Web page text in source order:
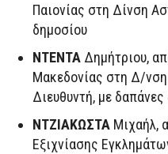
Παιονίας στη Δίνση
δημοσίου
ΝΤΕΝΤΑ Δημήτριου,
Μακεδονίας στη Δ/νση
Διευθυντή, με
ΝΤΖΙΑΚΩΣΤΑ Μιχαήλ,
Εξιχνίασης